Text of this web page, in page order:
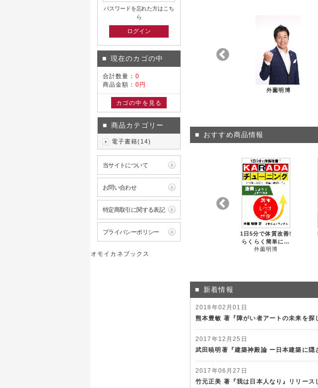
パスワードを忘れた方はこち
ら
■ 現在のカゴの中
合計数量： 0
商品金額： 0円
カゴの中を見る
■ 商品カテゴリー
電子書籍(14)
当サイトについて
お問い合わせ
特定商取引に関する表記
プライバシーポリシー
オモイカネブックス
外薗明博
■ おすすめ商品情報
酒蔵へ行こう IN 千
葉 SAKE Brewery
CHIBA
1日5分で体質改善!
らくらく簡単に自
分でできる健康法
外薗明博
■ 新着情報
2018年02月01日
熊本豊敏 著『障がい者アートの未来を
2017年12月25日
武田暁明著『建築神殿論 ー日本建築に
2017年06月27日
竹元正美 著『我は日本人なり』リリース